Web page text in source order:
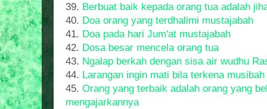
39. Berbuat baik kepada orang tua adalah
40. Doa orang yang terdhalimi mustajabah
41. Doa pada hari Jum'at mustajabah
42. Dosa besar mencela orang tua
43. Ngalap berkah dengan sisa air wudhu
44. Larangan ingin mati bila terkena musibah
45. Orang yang terbaik adalah orang yang
mengajarkannya